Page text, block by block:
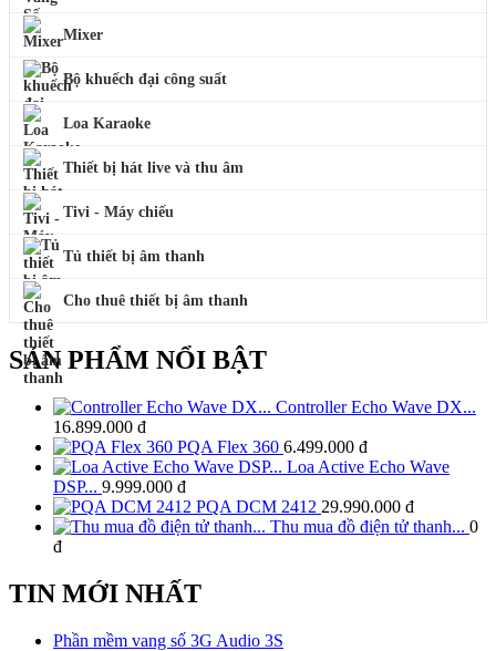
Mixer
Bộ khuếch đại công suất
Loa Karaoke
Thiết bị hát live và thu âm
Tivi - Máy chiếu
Tủ thiết bị âm thanh
Cho thuê thiết bị âm thanh
SẢN PHẨM NỔI BẬT
Controller Echo Wave DX...
16.899.000 đ
PQA Flex 360 6.499.000 đ
Loa Active Echo Wave
DSP... 9.999.000 đ
PQA DCM 2412 29.990.000 đ
Thu mua đồ điện tử thanh... 0
đ
TIN MỚI NHẤT
Phần mềm vang số 3G Audio 3S